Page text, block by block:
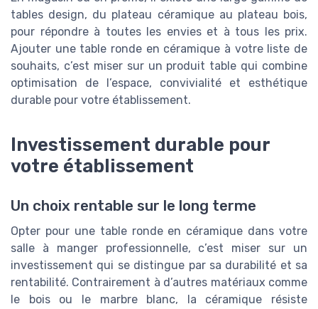
tables design, du plateau céramique au plateau bois,
pour répondre à toutes les envies et à tous les prix.
Ajouter une table ronde en céramique à votre liste de
souhaits, c’est miser sur un produit table qui combine
optimisation de l’espace, convivialité et esthétique
durable pour votre établissement.
Investissement durable pour
votre établissement
Un choix rentable sur le long terme
Opter pour une table ronde en céramique dans votre
salle à manger professionnelle, c’est miser sur un
investissement qui se distingue par sa durabilité et sa
rentabilité. Contrairement à d’autres matériaux comme
le bois ou le marbre blanc, la céramique résiste